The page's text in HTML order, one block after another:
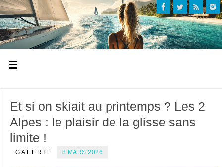
Et si on skiait au printemps ? Les 2
Alpes : le plaisir de la glisse sans
limite !
GALERIE 8 MARS 2026